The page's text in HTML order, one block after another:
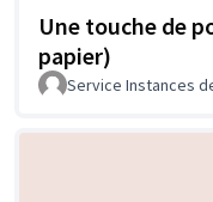
Une touche de
papier)
Service Instances